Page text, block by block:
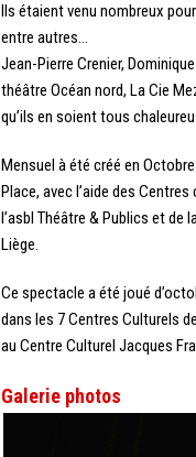
Ils étaient venu nombreux
entre autres…
Jean-Pierre Crenier,
théâtre Océan nord, La Cie
qu’ils en soient tous
Mensuel à été créé en
Place, avec l’aide des
l’asbl Théâtre & Publics et de
Liège.
Ce spectacle a été joué
dans les 7 Centres Culturels
au Centre Culturel Jacques